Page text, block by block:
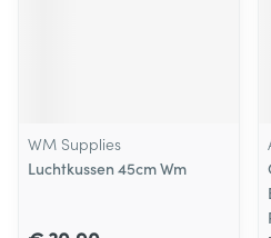
WM Supplies
Luchtkussen 45cm Wm